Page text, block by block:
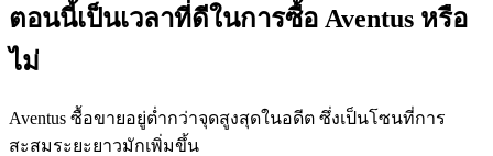
อนุพันธ์ของหุ้น ฟอเร็กซ์ โลหะมีค่า และสินค้าโภคภัณฑ์
ตอนนี้เป็นเวลาที่ดีในการซื้อ Aventus หรือ
ไม่
Aventus ซื้อขายอยู่ต่ำกว่าจุดสูงสุดในอดีต ซึ่งเป็นโซนที่การ
สะสมระยะยาวมักเพิ่มขึ้น